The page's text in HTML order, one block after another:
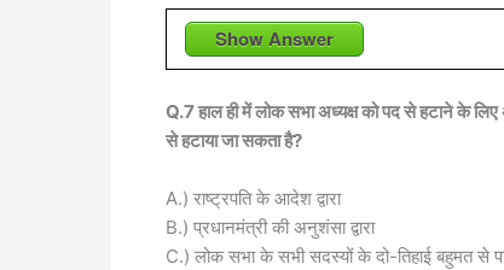
Show Answer
Q.7 हाल ही में लोक सभा अध्यक्ष को पद से हटाने के लिए
से हटाया जा सकता है?
A.) राष्ट्रपति के आदेश द्वारा
B.) प्रधानमंत्री की अनुशंसा द्वारा
C.) लोक सभा के सभी सदस्यों के दो-तिहाई बहुमत से